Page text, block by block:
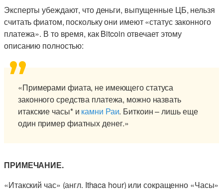
Эксперты убеждают, что деньги, выпущенные ЦБ, нельзя
считать фиатом, поскольку они имеют «статус законного
платежа». В то время, как Bitcoin отвечает этому
описанию полностью:
«Примерами фиата, не имеющего статуса
законного средства платежа, можно назвать
итакские часы* и камни Раи. Биткоин – лишь еще
один пример фиатных денег.»
ПРИМЕЧАНИЕ.
«Итакский час» (англ. Ithaca hour) или сокращенно «Часы»